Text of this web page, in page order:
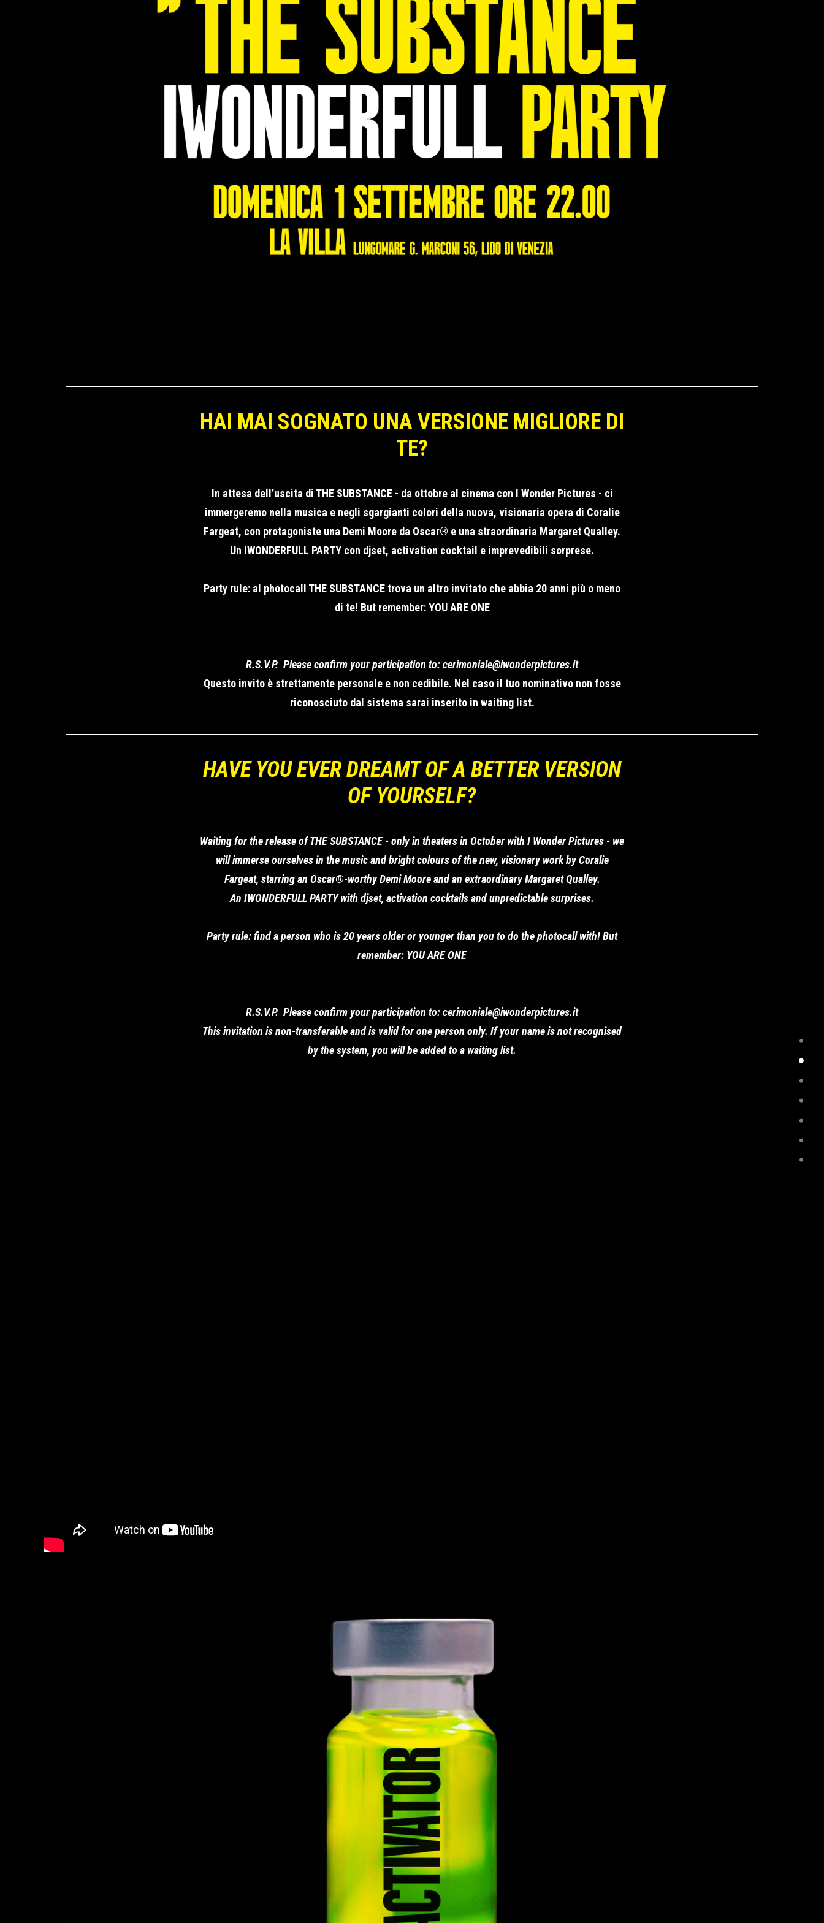
HAI MAI SOGNATO UNA VERSIONE MIGLIORE DI
TE?
In attesa dell’uscita di THE SUBSTANCE - da ottobre al cinema con I Wonder Pictures - ci
immergeremo nella musica e negli sgargianti colori della nuova, visionaria opera di Coralie
Fargeat, con protagoniste una Demi Moore da Oscar® e una straordinaria Margaret Qualley.
Un IWONDERFULL PARTY con djset, activation cocktail e imprevedibili sorprese.
Party rule: al photocall THE SUBSTANCE trova un altro invitato che abbia 20 anni più o meno
di te! But remember: YOU ARE ONE
R.S.V.P. Please confirm your participation to: cerimoniale@iwonderpictures.it
Questo invito è strettamente personale e non cedibile. Nel caso il tuo nominativo non fosse
riconosciuto dal sistema sarai inserito in waiting list.
HAVE YOU EVER DREAMT OF A BETTER VERSION
OF YOURSELF?
Waiting for the release of THE SUBSTANCE - only in theaters in October with I Wonder Pictures - we
will immerse ourselves in the music and bright colours of the new, visionary work by Coralie
Fargeat, starring an Oscar®-worthy Demi Moore and an extraordinary Margaret Qualley.
An IWONDERFULL PARTY with djset, activation cocktails and unpredictable surprises.
Party rule: find a person who is 20 years older or younger than you to do the photocall with! But
remember: YOU ARE ONE
R.S.V.P. Please confirm your participation to: cerimoniale@iwonderpictures.it
This invitation is non-transferable and is valid for one person only. If your name is not recognised
by the system, you will be added to a waiting list.